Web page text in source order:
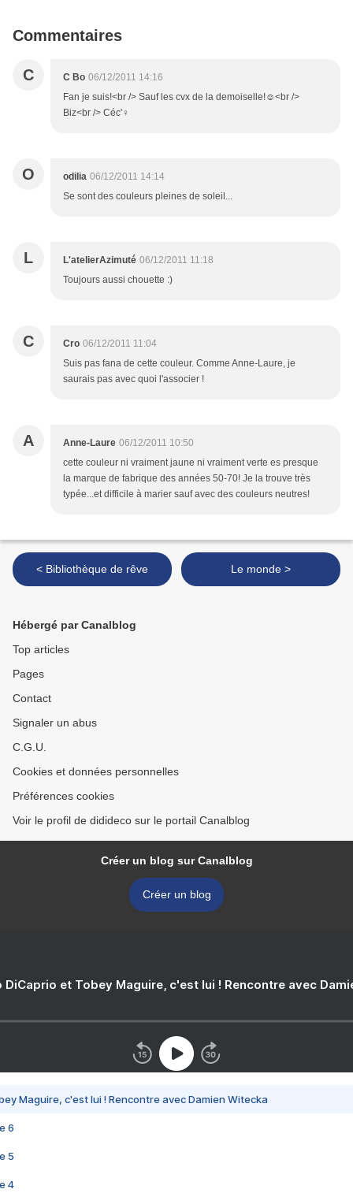
Commentaires
C C Bo 06/12/2011 14:16
Fan je suis!<br /> Sauf les cvx de la demoiselle!☺<br />
Biz<br /> Céc'♀
O odilia 06/12/2011 14:14
Se sont des couleurs pleines de soleil...
L L'atelierAzimuté 06/12/2011 11:18
Toujours aussi chouette :)
C Cro 06/12/2011 11:04
Suis pas fana de cette couleur. Comme Anne-Laure, je
saurais pas avec quoi l'associer !
A Anne-Laure 06/12/2011 10:50
cette couleur ni vraiment jaune ni vraiment verte es presque
la marque de fabrique des années 50-70! Je la trouve très
typée...et difficile à marier sauf avec des couleurs neutres!
< Bibliothèque de rêve Le monde >
Hébergé par Canalblog
Top articles
Pages
Contact
Signaler un abus
C.G.U.
Cookies et données personnelles
Préférences cookies
Voir le profil de didideco sur le portail Canalblog
Créer un blog sur Canalblog
Créer un blog
DiCaprio et Tobey Maguire, c'est lui ! Rencontre avec
Maguire, c'est lui ! Rencontre avec Damien Witecka
6
5
4